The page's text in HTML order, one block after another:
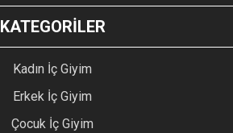
KATEGORİLER
Kadın İç Giyim
Erkek İç Giyim
Çocuk İç Giyim